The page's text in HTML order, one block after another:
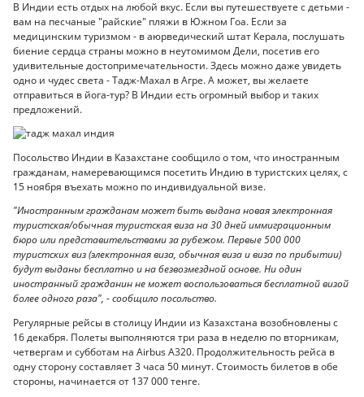
В Индии есть отдых на любой вкус. Если вы путешествуете с детьми -
вам на песчаные "райские" пляжи в Южном Гоа. Если за
медицинским туризмом - в аюрведический штат Керала, послушать
биение сердца страны можно в неутомимом Дели, посетив его
удивительные достопримечательности. Здесь можно даже увидеть
одно и чудес света - Тадж-Махал в Агре. А может, вы желаете
отправиться в йога-тур? В Индии есть огромный выбор и таких
предложений.
Посольство Индии в Казахстане сообщило о том, что иностранным
гражданам, намеревающимся посетить Индию в туристских целях, с
15 ноября въехать можно по индивидуальной визе.
"Иностранным гражданам может быть выдана новая электронная
туристская/обычная туристская виза на 30 дней иммиграционным
бюро или представительствами за рубежом. Первые 500 000
туристских виз (электронная виза, обычная виза и виза по прибытии)
будут выданы бесплатно и на безвозмездной основе. Ни один
иностранный гражданин не может воспользоваться бесплатной визой
более одного раза", - сообщило посольство.
Регулярные рейсы в столицу Индии из Казахстана возобновлены с
16 декабря. Полеты выполняются три раза в неделю по вторникам,
четвергам и субботам на Airbus A320. Продолжительность рейса в
одну сторону составляет 3 часа 50 минут. Стоимость билетов в обе
стороны, начинается от 137 000 тенге.